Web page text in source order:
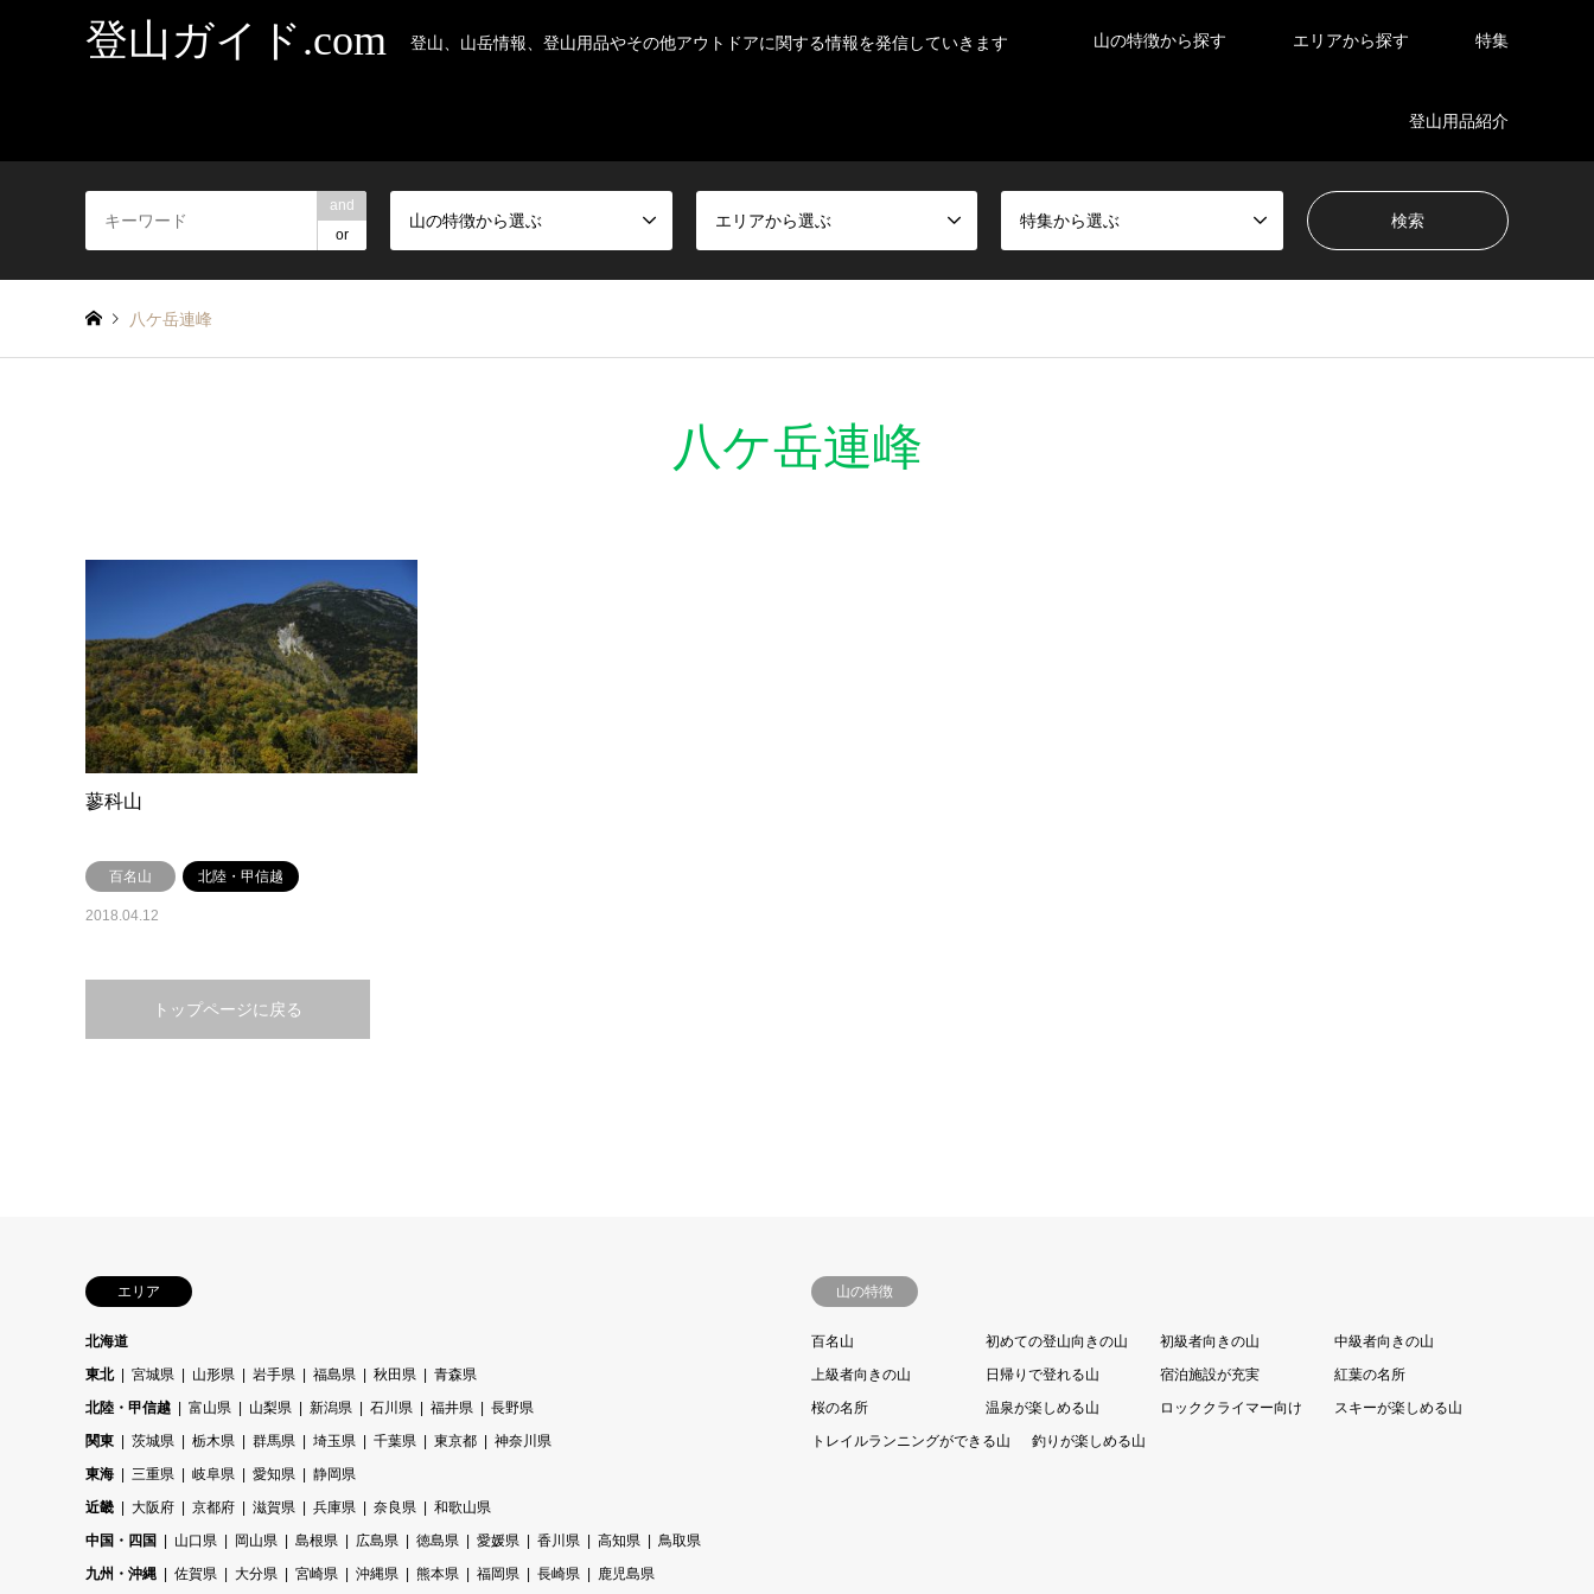
登山ガイド.com 登山、山岳情報、登山用品やその他アウトドアに関する情報を発信していきます 山の特徴から探す エリアから探す 特集
登山用品紹介
and
or
山の特徴から選ぶ エリアから選ぶ 特集から選ぶ
八ケ岳連峰
八ケ岳連峰
蓼科山
百名山 北陸・甲信越
2018.04.12
トップページに戻る
エリア
北海道
東北
宮城県 山形県 岩手県 福島県 秋田県
青森県
北陸・甲信越
富山県 山梨県 新潟県 石川県 福井県
長野県
関東
茨城県 栃木県 群馬県 埼玉県 千葉県 東京都
神奈川県
東海
三重県 岐阜県 愛知県
静岡県
近畿
大阪府 京都府 滋賀県 兵庫県 奈良県
和歌山県
中国・四国
山口県 岡山県 島根県 広島県 徳島県 愛媛県 香川県 高知県
鳥取県
九州・沖縄
佐賀県 大分県 宮崎県 沖縄県 熊本県 福岡県 長崎県 鹿児島県
山の特徴
百名山 初めての登山向きの山 初級者向きの山
中級者向きの山
上級者向きの山
日帰りで登れる山 宿泊施設が充実
紅葉の名所
桜の名所
温泉が楽しめる山 ロッククライマー向け
スキーが楽しめる山
トレイルランニングができる山
釣りが楽しめる山